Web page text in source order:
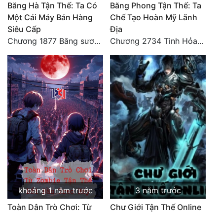
Băng Hà Tận Thế: Ta Có
Một Cái Máy Bán Hàng
Siêu Cấp
Chương 1877 Băng sương kết giới
Băng Phong Tận Thế: Ta
Chế Tạo Hoàn Mỹ Lãnh
Địa
Chương 2734 Tinh Hỏa (Đại kết cục) (2)
khoảng 1 năm trước
Toàn Dân Trò Chơi: Từ
3 năm trước
Chư Giới Tận Thế Online